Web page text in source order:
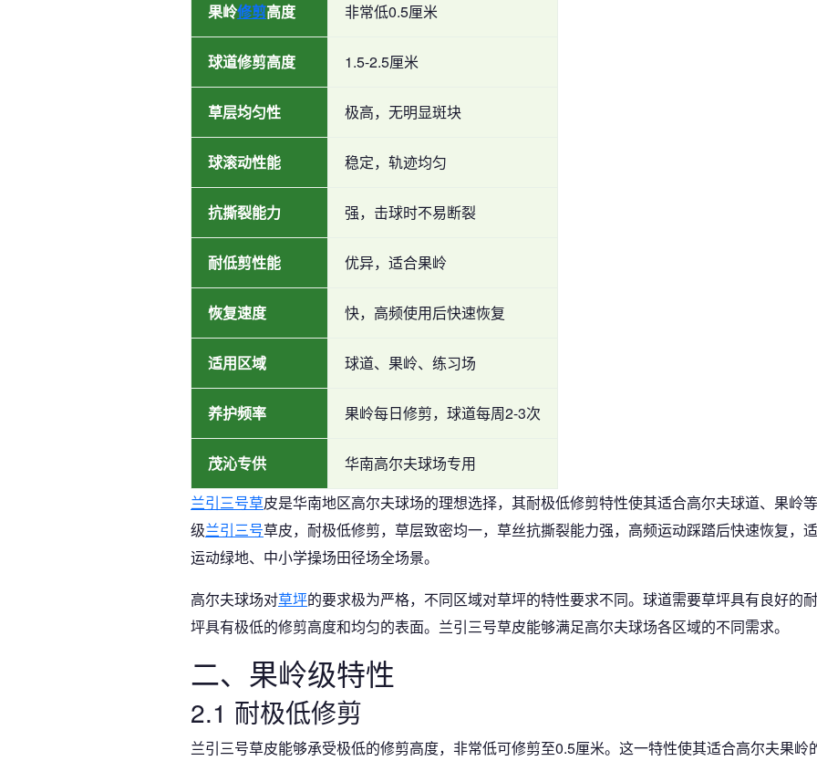
果岭修剪高度 非常低0.5厘米
球道修剪高度 1.5-2.5厘米
草层均匀性 极高，无明显斑块
球滚动性能 稳定，轨迹均匀
抗撕裂能力 强，击球时不易断裂
耐低剪性能 优异，适合果岭
恢复速度 快，高频使用后快速恢复
适用区域 球道、果岭、练习场
养护频率 果岭每日修剪，球道每周2-3次
茂沁专供
华南高尔夫球场专用
兰引三号草皮是华南地区高尔夫球场的理想选择，其耐极低修剪特性使其适合高尔夫球道、果岭
级兰引三号草皮，耐极低修剪，草层致密均一，草丝抗撕裂能力强，高频运动踩踏后快速恢复，
运动绿地、中小学操场田径场全场景。
高尔夫球场对草坪的要求极为严格，不同区域对草坪的特性要求不同。球道需要草坪具有良好的
坪具有极低的修剪高度和均匀的表面。兰引三号草皮能够满足高尔夫球场各区域的不同需求。
二、果岭级特性
2.1 耐极低修剪
兰引三号草皮能够承受极低的修剪高度，非常低可修剪至0.5厘米。这一特性使其适合高尔夫果